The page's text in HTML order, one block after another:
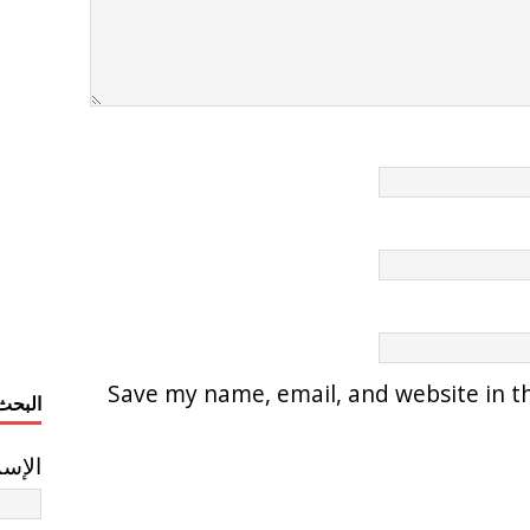
Save my name, email, and website in